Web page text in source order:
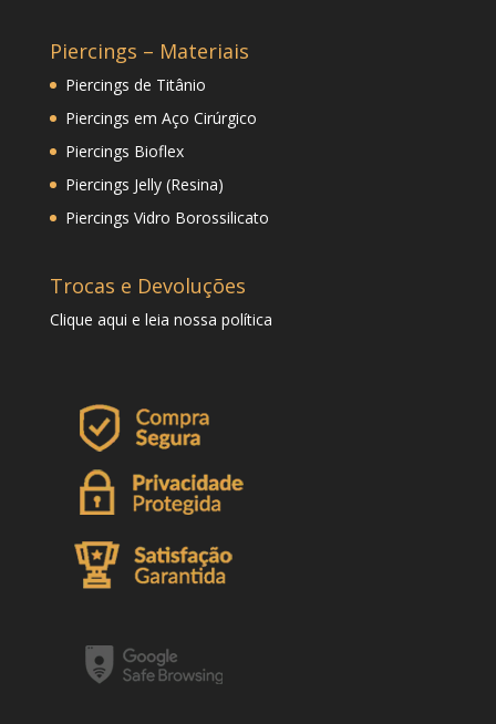
Piercings – Materiais
Piercings de Titânio
Piercings em Aço Cirúrgico
Piercings Bioflex
Piercings Jelly (Resina)
Piercings Vidro Borossilicato
Trocas e Devoluções
Clique aqui e leia nossa política